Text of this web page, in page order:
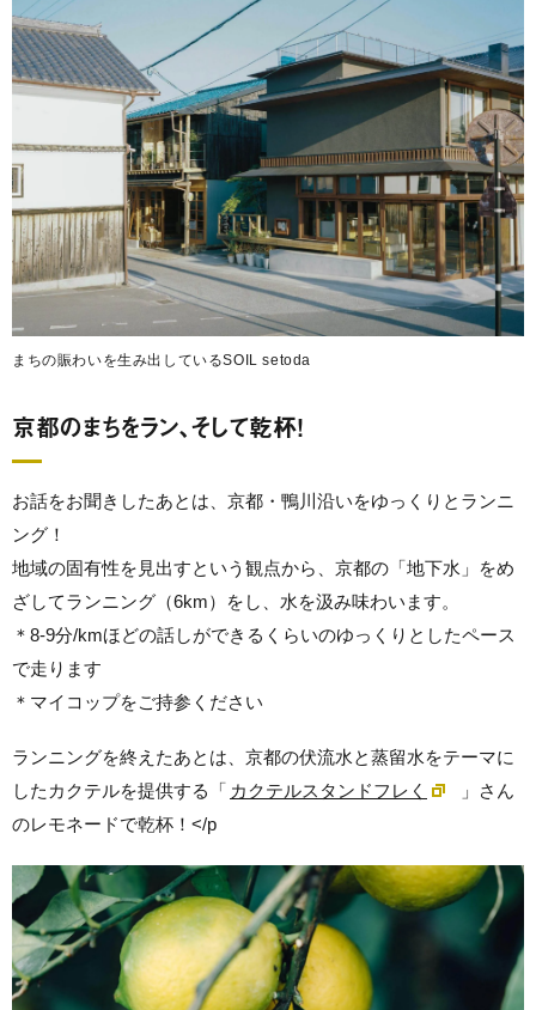
まちの賑わいを生み出しているSOIL setoda
京都のまちをラン、そして乾杯！
お話をお聞きしたあとは、京都・鴨川沿いをゆっくりとランニ
ング！
地域の固有性を見出すという観点から、京都の「地下水」をめ
ざしてランニング（6km）をし、水を汲み味わいます。
＊8-9分/kmほどの話しができるくらいのゆっくりとしたペース
で走ります
＊マイコップをご持参ください
ランニングを終えたあとは、京都の伏流水と蒸留水をテーマに
したカクテルを提供する「 カクテルスタンドフレく
」さん
のレモネードで乾杯！ </p